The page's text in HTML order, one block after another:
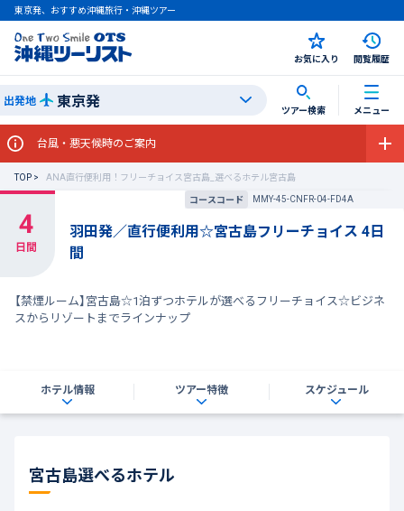
東京発、おすすめ沖縄旅行・沖縄ツアー
お気に入り 閲覧履歴
出発地 東京発 ツアー検索 メニュー
台風・悪天候時のご案内
TOP
ANA直行便利用！フリーチョイス宮古島_選べるホテル宮古島
コースコード
MMY-45-CNFR-04-FD4A
羽田発／直行便利用☆宮古島フリーチョイス 4日
間
【禁煙ルーム】宮古島☆1泊ずつホテルが選べるフリーチョイス☆ビジネ
スからリゾートまでラインナップ
ホテル情報 ツアー特徴 スケジュール
宮古島選べるホテル